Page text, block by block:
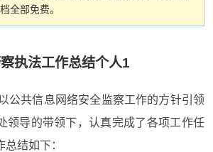
全部免费。
执法工作总结个人1
公共信息网络安全监察工作的方针引领
领导的带领下，认真完成了各项工作任
结如下：